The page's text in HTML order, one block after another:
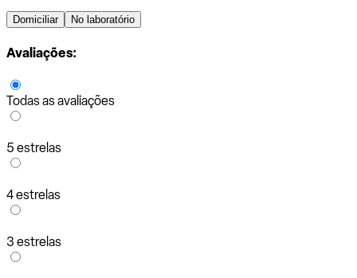
Domiciliar No laboratório
Avaliações:
Todas as avaliações
5 estrelas
4 estrelas
3 estrelas